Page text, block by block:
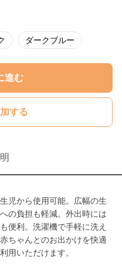
ダークブルー
進む
する
児から使用可能。広幅の生
の負担も軽減。外出時には
便利。洗濯機で手軽に洗え
ちゃんとのお出かけを快適
用いただけます。